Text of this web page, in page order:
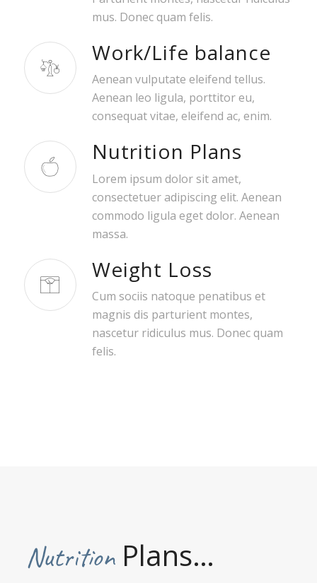
mus. Donec quam felis.
Work/Life balance
Aenean vulputate eleifend tellus.
Aenean leo ligula, porttitor eu,
consequat vitae, eleifend ac, enim.
Nutrition Plans
Lorem ipsum dolor sit amet,
consectetuer adipiscing elit. Aenean
commodo ligula eget dolor. Aenean
massa.
Weight Loss
Cum sociis natoque penatibus et
magnis dis parturient montes,
nascetur ridiculus mus. Donec quam
felis.
NutritionPlans…